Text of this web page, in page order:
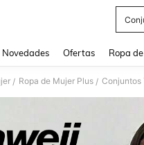
Novedades Ofertas Ropa
/ Ropa de Mujer Plus / Conjuntos